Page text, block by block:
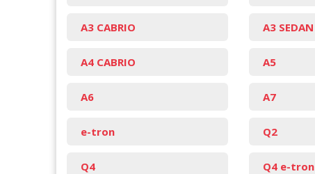
A3 CABRIO A3 SEDAN
A4 CABRIO A5
A6 A7
e-tron Q2
Q4 Q4 e-tron